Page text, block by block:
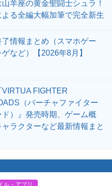
羊座の黄金聖闘士シュラ！
る全編大幅加筆で完全新生
情報まとめ（スマホゲー
など）【2026年8月】
VIRTUA FIGHTER
（バーチャファイター
ド）』発売時期、ゲーム概
ラクターなど最新情報まと
ル・アプリ